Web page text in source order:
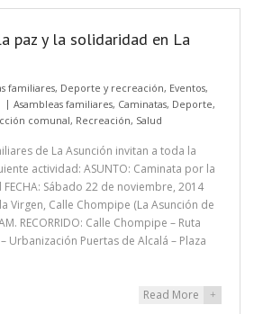
paz y la solidaridad en La
familiares, Deporte y recreación, Eventos,
Asambleas familiares, Caminatas, Deporte,
comunal, Recreación, Salud
de La Asunción invitan a toda la
actividad: ASUNTO: Caminata por la
Sábado 22 de noviembre, 2014
Virgen, Calle Chompipe (La Asunción de
RECORRIDO: Calle Chompipe – Ruta
Urbanización Puertas de Alcalá – Plaza
Read More +